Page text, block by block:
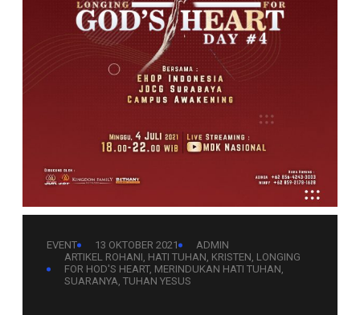
EVENT 13 OKTOBER 2021
ADMIN
ARTIKEL ROHANI, HATI TUHAN, KRISTEN, LONGING
FOR HOD'S HEART, MERINDUKAN HATI TUHAN
SUARANYA, TUHAN YESUS